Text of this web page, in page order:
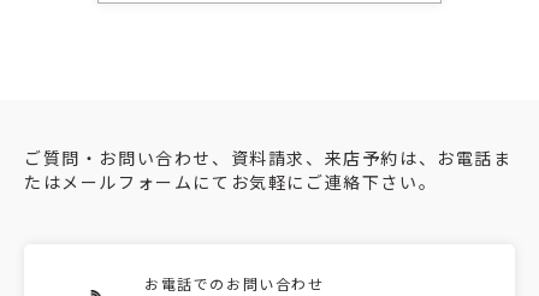
ご質問・お問い合わせ、資料請求、来店予約は、お電話ま
たはメールフォームにてお気軽にご連絡下さい。
お電話でのお問い合わせ